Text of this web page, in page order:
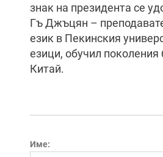
знак на президента се
Гъ Джъцян –
език в Пекинския
езици, обучил поколения
Китай.
Име: